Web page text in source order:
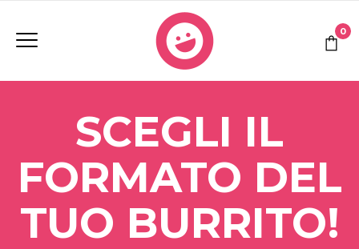
0
SCEGLI IL
FORMATO DEL
TUO BURRITO!